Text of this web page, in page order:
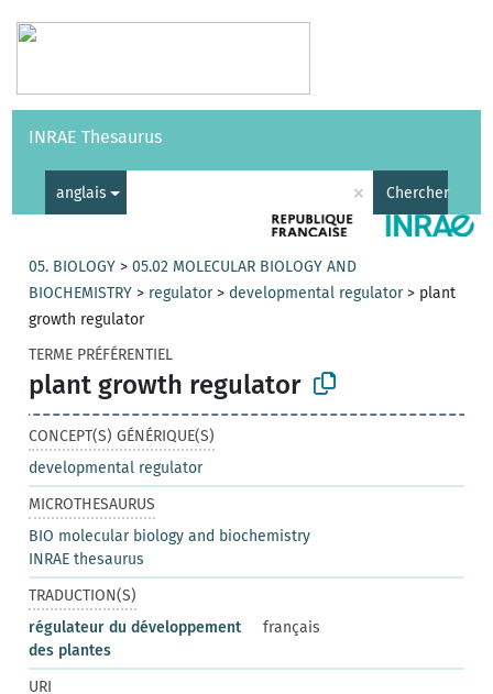
Vocabulaires API
INRAE Thesaurus
anglais × Chercher
05. BIOLOGY >05.02 MOLECULAR BIOLOGY AND
BIOCHEMISTRY > regulator> developmental regulator> plant
growth regulator
TERME PRÉFÉRENTIEL
plant growth regulator
CONCEPT(S) GÉNÉRIQUE(S)
developmental regulator
MICROTHESAURUS
BIO molecular biology and biochemistry
INRAE thesaurus
TRADUCTION(S)
régulateur du développement
des plantes
français
URI